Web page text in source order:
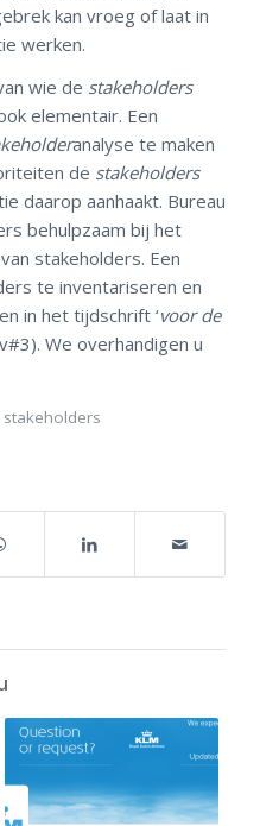
kan vroeg of laat in
werken.
wie de stakeholders
elementair. Een
analyse te maken
de stakeholders
daarop aanhaakt. Bureau
behulpzaam bij het
stakeholders. Een
te inventariseren en
in het tijdschrift ‘voor de
We overhandigen u
stakeholders